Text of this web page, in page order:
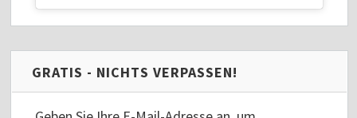
GRATIS - NICHTS VERPASSEN!